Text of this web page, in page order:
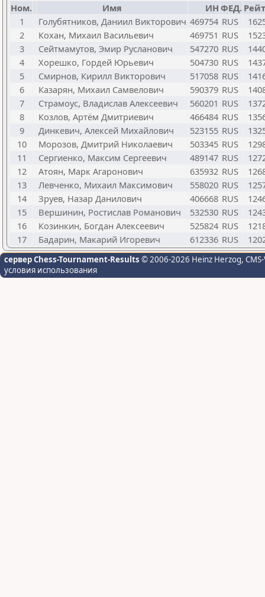
Ном. Имя ИН ФЕД.
1
Голубятников, Даниил Викторович 469754 RUS
2
Кохан, Михаил Васильевич 469751 RUS
3
Сейтмамутов, Эмир Русланович 547270 RUS
4
Хорешко, Гордей Юрьевич 504730 RUS
5
Смирнов, Кирилл Викторович 517058 RUS
6
Казарян, Михаил Самвелович 590379 RUS
7
Страмоус, Владислав Алексеевич 560201 RUS
8
Козлов, Артём Дмитриевич 466484 RUS
9
Динкевич, Алексей Михайлович 523155 RUS
10
Морозов, Дмитрий Николаевич 503345 RUS
11
Сергиенко, Максим Сергеевич 489147 RUS
12
Атоян, Марк Агаронович 635932 RUS
13
Левченко, Михаил Максимович 558020 RUS
14
Зруев, Назар Данилович 406668 RUS
15
Вершинин, Ростислав Романович 532530 RUS
16
Козинкин, Богдан Алексеевич 525824 RUS
17
Бадарин, Макарий Игоревич 612336 RUS
сервер Chess-Tournament-Results © 2006-2026 Heinz Herzog,
условия использования